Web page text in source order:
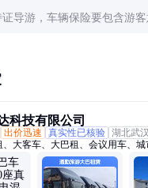
证导游，车辆保险要包含游
科技有限公司
出价迅速 真实性已核验 湖北武汉
、大客车、大巴租、会议用车、
、通勤用车、商务包车、商务车
赁、一站式租车、企业周边游用车